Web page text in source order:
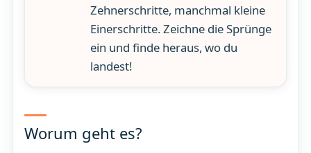
Zehnerschritte, manchmal kleine
Einerschritte. Zeichne die Sprünge
ein und finde heraus, wo du
landest!
Worum geht es?